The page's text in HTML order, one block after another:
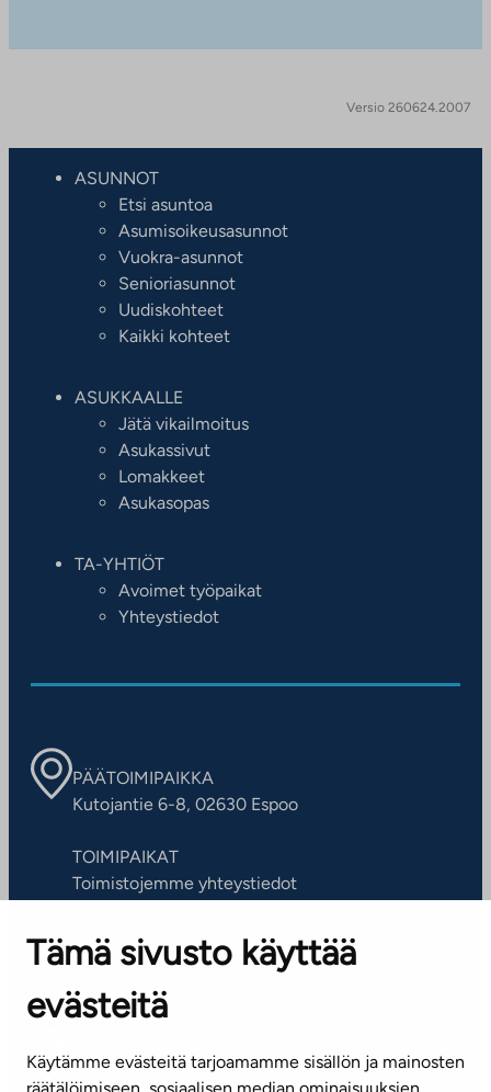
Tämä sivusto käyttää
evästeitä
Käytämme evästeitä tarjoamamme sisällön ja mainosten
Versio 260624.2007
ASUNNOT
Etsi asuntoa
Asumisoikeusasunnot
Vuokra-asunnot
Senioriasunnot
Uudiskohteet
Kaikki kohteet
ASUKKAALLE
Jätä vikailmoitus
Asukassivut
Lomakkeet
Asukasopas
TA-YHTIÖT
Avoimet työpaikat
Yhteystiedot
PÄÄTOIMIPAIKKA
Kutojantie 6-8, 02630 Espoo
TOIMIPAIKAT
Toimistojemme yhteystiedot
ASIAKASPALVELUKESKUS
Puh. 045 7734 3777
(arkisin klo 8-16)
info@ta.fi